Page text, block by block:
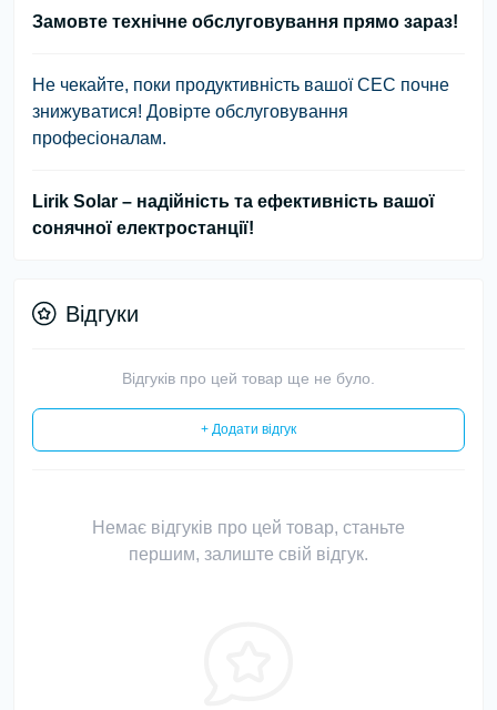
Замовте технічне обслуговування прямо зараз!
Не чекайте, поки продуктивність вашої СЕС почне
знижуватися! Довірте обслуговування
професіоналам.
Lirik Solar – надійність та ефективність вашої
сонячної електростанції!
Відгуки
Відгуків про цей товар ще не було.
+ Додати відгук
Немає відгуків про цей товар, станьте
першим, залиште свій відгук.